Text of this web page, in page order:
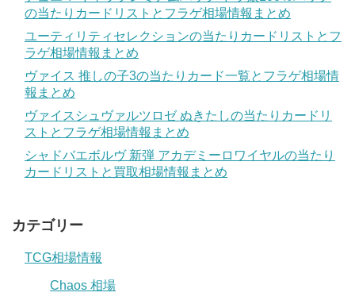
の当たりカードリストとフラゲ相場情報まとめ
ユーティリティセレクションの当たりカードリストとフ
ラゲ相場情報まとめ
ヴァイス 推しの子3の当たりカード一覧とフラゲ相場情
報まとめ
ヴァイスシュヴァルツロゼ ぬきたしの当たりカードリ
ストとフラゲ相場情報まとめ
シャドバエボルヴ 新弾 アカデミーロワイヤルの当たり
カードリストと買取相場情報まとめ
カテゴリー
TCG相場情報
Chaos 相場